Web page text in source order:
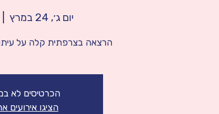
יום ג׳, 24 במרץ
הרצאה בצרפתית קלה על
הכרטיסים לא
הציגו אירועים